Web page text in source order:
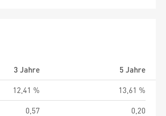
3 Jahre
5 Jahre
12,41 %
13,61 %
0,57 0,20